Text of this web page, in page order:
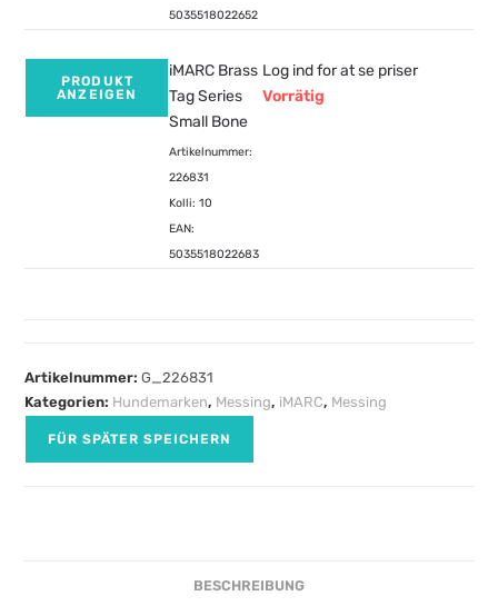
5035518022652
PRODUKT
ANZEIGEN
iMARC Brass
Tag Series
Small Bone
Artikelnummer:
226831
Kolli: 10
EAN:
5035518022683
Log ind for at se priser
Vorrätig
Artikelnummer:G_226831
Kategorien: Hundemarken, Messing, iMARC, Messing
FÜR SPÄTER SPEICHERN
BESCHREIBUNG